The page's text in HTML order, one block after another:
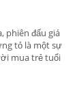
phiên đấu giá
tỏ là một sự
mua trẻ tuổi